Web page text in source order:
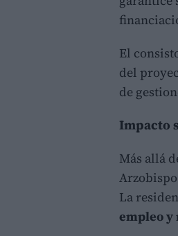
El
del
de
Impacto
Más allá
La
empleo y